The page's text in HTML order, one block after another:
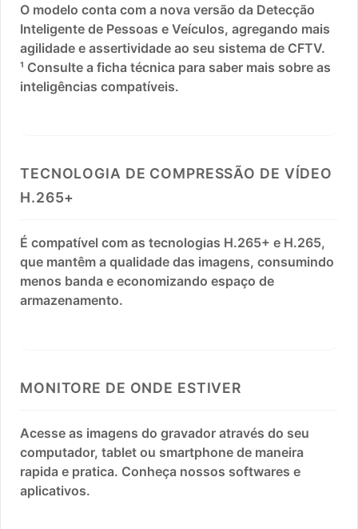
O modelo conta com a nova versão da Detecção
Inteligente de Pessoas e Veículos, agregando mais
agilidade e assertividade ao seu sistema de CFTV.
¹ Consulte a ficha técnica para saber mais sobre as
inteligências compatíveis.
TECNOLOGIA DE COMPRESSÃO DE VÍDEO
H.265+
É compatível com as tecnologias H.265+ e H.265,
que mantêm a qualidade das imagens, consumindo
menos banda e economizando espaço de
armazenamento.
MONITORE DE ONDE ESTIVER
Acesse as imagens do gravador através do seu
computador, tablet ou smartphone de maneira
rapida e pratica. Conheça nossos softwares e
aplicativos.